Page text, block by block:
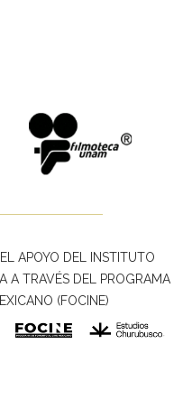
APOYO DEL INSTITUTO
A TRAVÉS DEL PROGRAMA
(FOCINE)